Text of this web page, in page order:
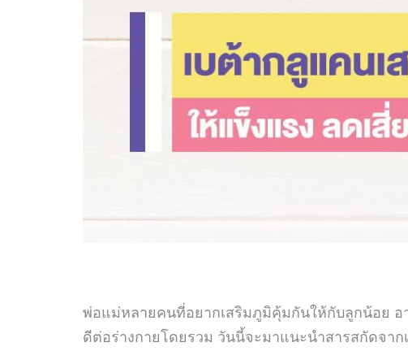
พ่อแม่หลายคนที่อยากเสริมภูมิคุ้มกันให้กับลูกน้อย อ
ดีต่อร่างกายโดยรวม วันนี้จะมาแนะนำสารสกัดจา